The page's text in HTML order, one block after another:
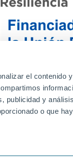
el contenido
publicidad y
o que
denuncias